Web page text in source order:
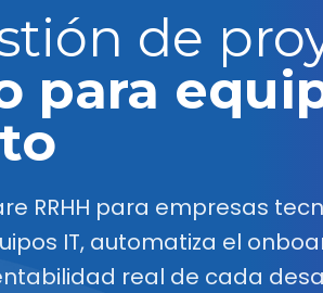
de
para
RRHH para empresas
IT, automatiza el
real de cada